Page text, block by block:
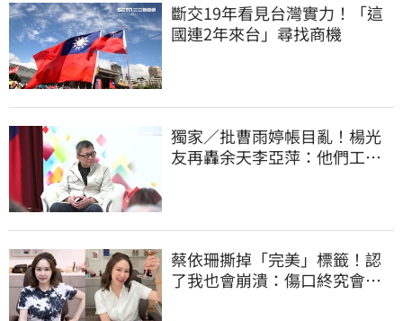
斷交19年看見台灣實力！「這
國連2年來台」尋找商機
獨家／批曹雨婷帳目亂！楊光
友再轟余天李亞萍：他們工會
蔡依珊撕掉「完美」標籤！認
了我也會崩潰：傷口終究會癒